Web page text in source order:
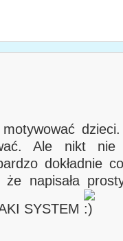
Ale nikt
dokładnie
że napisała
SYSTEM